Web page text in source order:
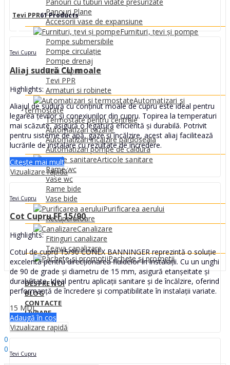
Panouri Plane
Accesorii vase de expansiune
Furnituri, țevi și pompe
Pompe submersibile
Pompe circulație
Pompe drenaj
Tevi Cupru
Tevi PPR
Armaturi si robinete
Automatizari si
termostate
Termostate pentru centrale
Automatizari cazane
Automatizari incalzire pardoseala
Automatizari pompe de caldura
Articole sanitare
Rame wc
Vase wc
Rame bide
Vase bide
Purificarea aerului
Recuperatoare
Canalizare
Fitinguri canalizare
Teava canalizare
Pachete si promotii
DESPRE NOI
BLOG
CONTACTE
LIVRARE
Hello, Sign In
0
0
0MDL
Tevi PPR61 Products
Tevi Cupru
Aliaj sudură CU moale
Highlights:
Aliajul de sudură cu conținut moale de cupru este ideal pentru
legarea țevilor și conexiunilor din cupru. Topirea la temperaturi
mai scăzute, asigură o legătură eficientă și durabilă. Potrivit
pentru sisteme de apă, gaze și încălzire, acest aliaj facilitează
lucrările de instalare cu rezultate de încredere.
Citește mai mult
Vizualizare rapidă
Tevi Cupru
Cot Cupru FF 15/90
Highlights:
Cotul de cupru 15/90 CONEX BANNINGER reprezintă o soluție
excelentă pentru direcționarea fluidelor în instalații. Cu un unghi
de 90 de grade și diametru de 15 mm, asigură etanșeitate și
durabilitate. Ideal pentru aplicații sanitare și de încălzire, oferind
performanță de încredere și compatibilitate în instalații variate.
15 MDL
Adaugă în coș
Vizualizare rapidă
Tevi Cupru